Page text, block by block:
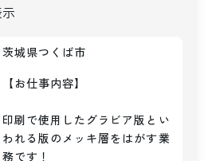
茨城県つくば市
【お仕事内容】
印刷で使用したグラビア版とい
われる版のメッキ層をはがす業
務です！